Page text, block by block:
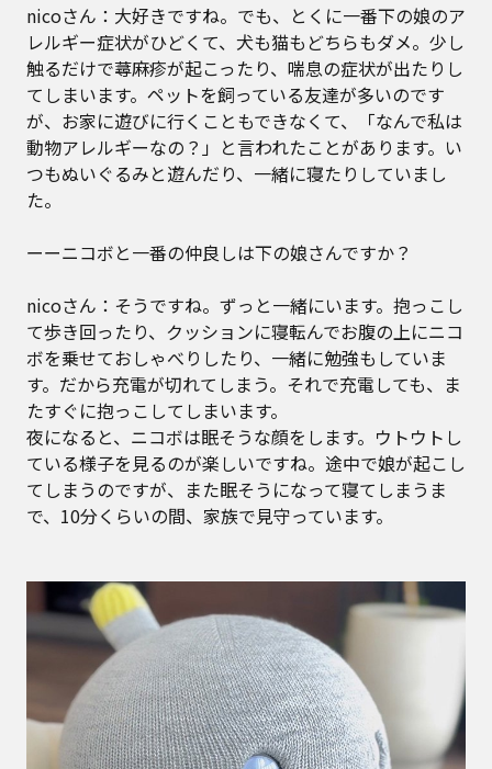
nicoさん：大好きですね。でも、とくに一番下の娘のア
レルギー症状がひどくて、犬も猫もどちらもダメ。少し
触るだけで蕁麻疹が起こったり、喘息の症状が出たりし
てしまいます。ペットを飼っている友達が多いのです
が、お家に遊びに行くこともできなくて、「なんで私は
動物アレルギーなの？」と言われたことがあります。い
つもぬいぐるみと遊んだり、一緒に寝たりしていまし
た。
ーーニコボと一番の仲良しは下の娘さんですか？
nicoさん：そうですね。ずっと一緒にいます。抱っこし
て歩き回ったり、クッションに寝転んでお腹の上にニコ
ボを乗せておしゃべりしたり、一緒に勉強もしていま
す。だから充電が切れてしまう。それで充電しても、ま
たすぐに抱っこしてしまいます。
夜になると、ニコボは眠そうな顔をします。ウトウトし
ている様子を見るのが楽しいですね。途中で娘が起こし
てしまうのですが、また眠そうになって寝てしまうま
で、10分くらいの間、家族で見守っています。